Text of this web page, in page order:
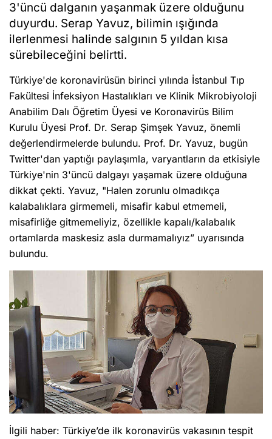
3'üncü dalganın yaşanmak üzere olduğunu
duyurdu. Serap Yavuz, bilimin ışığında
ilerlenmesi halinde salgının 5 yıldan kısa
sürebileceğini belirtti.
Türkiye'de koronavirüsün birinci yılında İstanbul Tıp
Fakültesi İnfeksiyon Hastalıkları ve Klinik Mikrobiyoloji
Anabilim Dalı Öğretim Üyesi ve Koronavirüs Bilim
Kurulu Üyesi Prof. Dr. Serap Şimşek Yavuz, önemli
değerlendirmelerde bulundu. Prof. Dr. Yavuz, bugün
Twitter'dan yaptığı paylaşımla, varyantların da etkisiyle
Türkiye'nin 3'üncü dalgayı yaşamak üzere olduğuna
dikkat çekti. Yavuz, "Halen zorunlu olmadıkça
kalabalıklara girmemeli, misafir kabul etmemeli,
misafirliğe gitmemeliyiz, özellikle kapalı/kalabalık
ortamlarda maskesiz asla durmamalıyız” uyarısında
bulundu.
İlgili haber: Türkiye’de ilk koronavirüs vakasının tespit